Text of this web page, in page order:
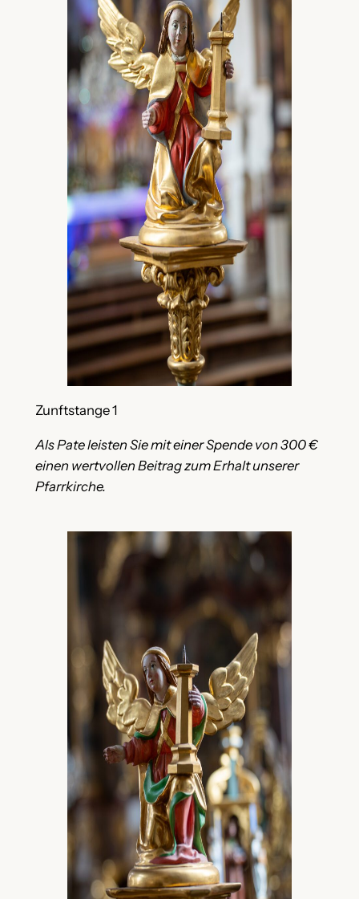
Zunftstange 1
Als Pate leisten Sie mit einer Spende von 300 €
einen wertvollen Beitrag zum Erhalt unserer
Pfarrkirche.